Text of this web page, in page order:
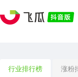
行业排行榜 涨粉